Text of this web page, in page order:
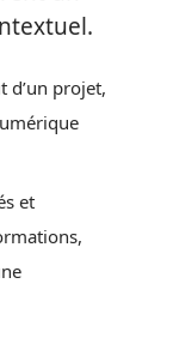
d’un projet,
et